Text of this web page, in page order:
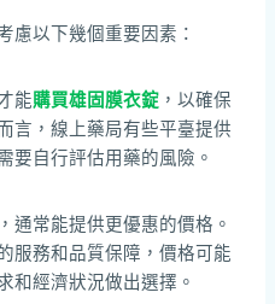
慮以下幾個重要因素：
能購買雄固膜衣錠 ，以確保
言，線上藥局有些平臺提供
要自行評估用藥的風險。
通常能提供更優惠的價格。
服務和品質保障，價格可能
和經濟狀況做出選擇。